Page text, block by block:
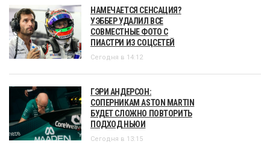
НАМЕЧАЕТСЯ СЕНСАЦИЯ?
УЭББЕР УДАЛИЛ ВСЕ
СОВМЕСТНЫЕ ФОТО С
ПИАСТРИ ИЗ СОЦСЕТЕЙ
Сегодня в 14:12
ГЭРИ АНДЕРСОН:
СОПЕРНИКАМ ASTON MARTIN
БУДЕТ СЛОЖНО ПОВТОРИТЬ
ПОДХОД НЬЮИ
Сегодня в 13:15